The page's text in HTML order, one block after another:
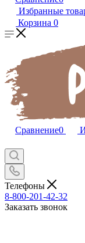
Избранные
Корзина 0
Сравнение0
Телефоны
8-800-201-42-32
Заказать звонок